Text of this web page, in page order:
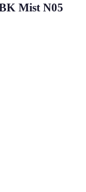
Mist N05